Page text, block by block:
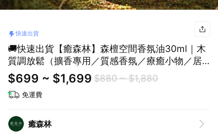
快速出貨
🚚快速出貨【癒森林】森檀空間香氛油30ml｜木
質調放鬆（擴香專用／質感香氛／療癒小物／居
家香氛）
$699 ~ $1,699 $880 ~ $1,880
免運費
癒森林